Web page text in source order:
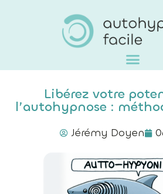
Libérez votre
l’autohypnose :
Jérémy Doyen